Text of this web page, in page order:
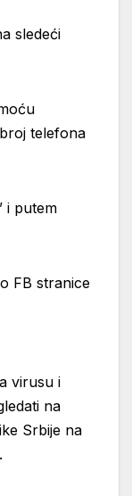
sledeći
telefona
i putem
FB stranice
virusu i
na
Srbije na
.